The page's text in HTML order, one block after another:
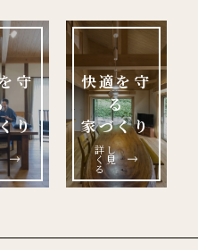
守
り
快適を守
る
家づくり
詳し
く見
る